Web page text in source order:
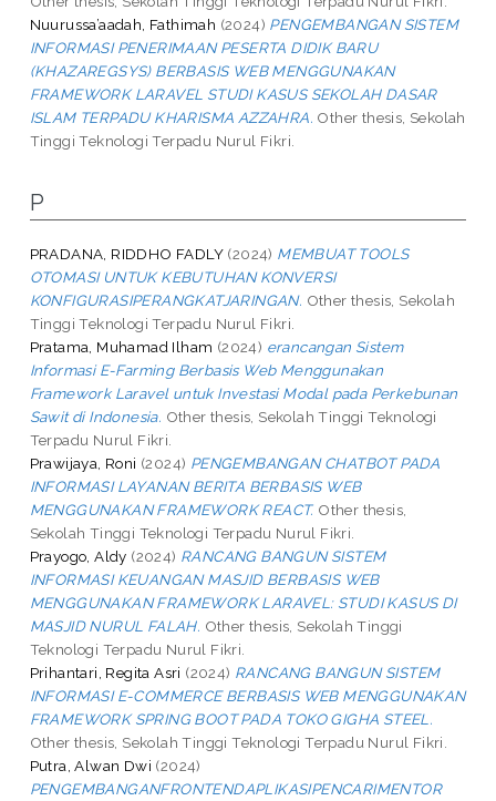
Nuurussa’aadah, Fathimah (2024) PENGEMBANGAN SISTEM
INFORMASI PENERIMAAN PESERTA DIDIK BARU
(KHAZAREGSYS) BERBASIS WEB MENGGUNAKAN
FRAMEWORK LARAVEL STUDI KASUS SEKOLAH DASAR
ISLAM TERPADU KHARISMA AZZAHRA. Other thesis, Sekolah
Tinggi Teknologi Terpadu Nurul Fikri.
P
PRADANA, RIDDHO FADLY (2024) MEMBUAT TOOLS
OTOMASI UNTUK KEBUTUHAN KONVERSI
KONFIGURASIPERANGKATJARINGAN. Other thesis, Sekolah
Tinggi Teknologi Terpadu Nurul Fikri.
Pratama, Muhamad Ilham (2024) erancangan Sistem
Informasi E-Farming Berbasis Web Menggunakan
Framework Laravel untuk Investasi Modal pada Perkebunan
Sawit di Indonesia. Other thesis, Sekolah Tinggi Teknologi
Terpadu Nurul Fikri.
Prawijaya, Roni (2024) PENGEMBANGAN CHATBOT PADA
INFORMASI LAYANAN BERITA BERBASIS WEB
MENGGUNAKAN FRAMEWORK REACT. Other thesis,
Sekolah Tinggi Teknologi Terpadu Nurul Fikri.
Prayogo, Aldy (2024) RANCANG BANGUN SISTEM
INFORMASI KEUANGAN MASJID BERBASIS WEB
MENGGUNAKAN FRAMEWORK LARAVEL: STUDI KASUS DI
MASJID NURUL FALAH. Other thesis, Sekolah Tinggi
Teknologi Terpadu Nurul Fikri.
Prihantari, Regita Asri (2024) RANCANG BANGUN SISTEM
INFORMASI E-COMMERCE BERBASIS WEB MENGGUNAKAN
FRAMEWORK SPRING BOOT PADA TOKO GIGHA STEEL.
Other thesis, Sekolah Tinggi Teknologi Terpadu Nurul Fikri.
Putra, Alwan Dwi (2024)
PENGEMBANGANFRONTENDAPLIKASIPENCARIMENTOR